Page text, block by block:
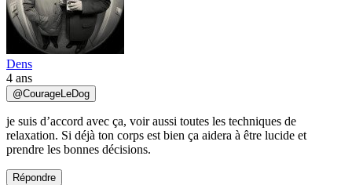
Dens
4 ans
@CourageLeDog
je suis d’accord avec ça, voir aussi toutes les techniques de
relaxation. Si déjà ton corps est bien ça aidera à être lucide et
prendre les bonnes décisions.
Répondre